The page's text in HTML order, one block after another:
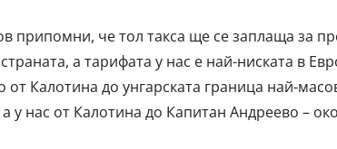
припомни, че тол такса ще се заплаща за
а тарифата у нас е най-ниската в
от Калотина до унгарската граница най-
у нас от Калотина до Капитан Андреево –